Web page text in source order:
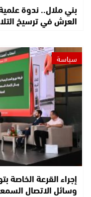
بني ملال.. ندوة
العرش في ترسيخ
سياسة
إجراء القرعة الخاصة
وسائل الاتصال